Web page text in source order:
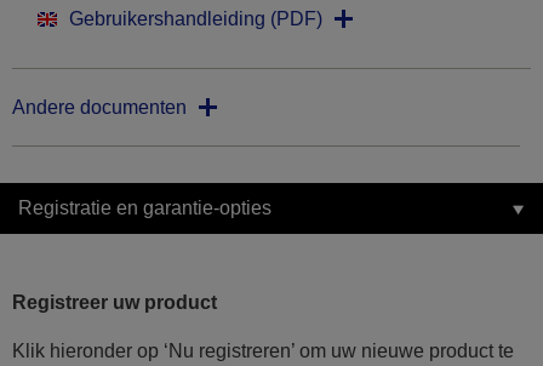
Gebruikershandleiding (PDF)
Andere documenten
Registratie en garantie-opties
Registreer uw product
Klik hieronder op ‘Nu registreren’ om uw nieuwe product te